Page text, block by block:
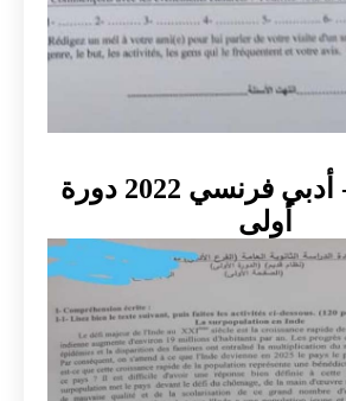
نظام قديم- أدبي فرنسي 2022 دورة
أولى